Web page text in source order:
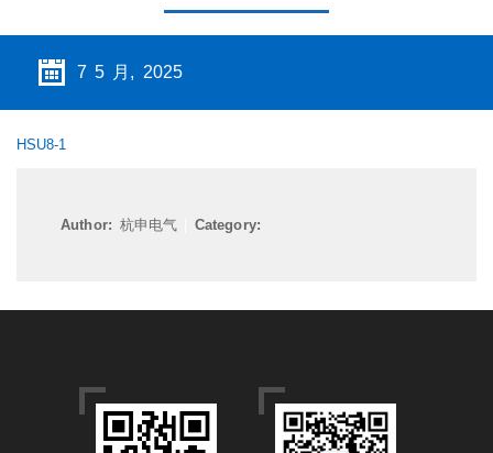
7 5 月, 2025
HSU8-1
Author: 杭申电气| Category: